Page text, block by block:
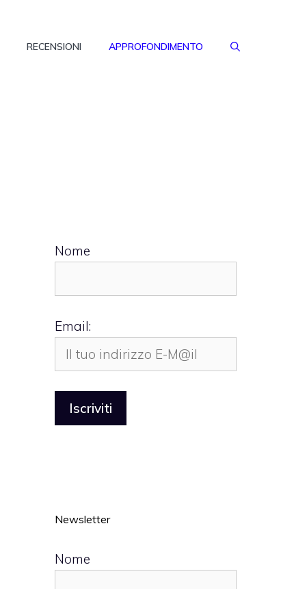
RECENSIONI APPROFONDIMENTO
Nome
Email:
Newsletter
Nome